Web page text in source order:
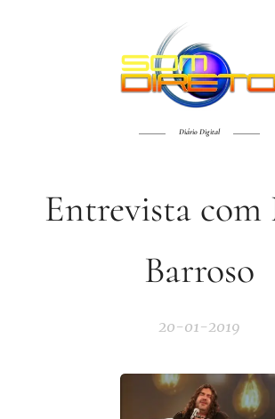
Diário Digital
Entrevista
Barroso
20-01-2019